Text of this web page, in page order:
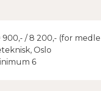
900,- / 8 200,- (for
Oslo
6